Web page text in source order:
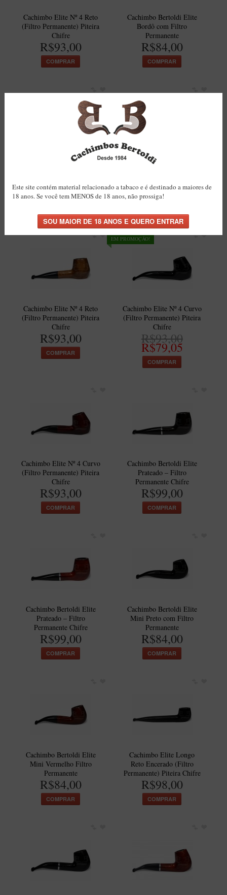
Cachimbo Elite Nº 4 Reto
(Filtro Permanente) Piteira
Chifre
R$93,00
COMPRAR
Cachimbo Bertoldi Elite
Bordô com Filtro
Permanente
R$84,00
COMPRAR
Cachimbo Bertoldi Elite
R$99,00
Cachimbo Bertoldi Elite
R$99,00
Cachimbo Elite Nº 4 Reto
(Filtro Permanente) Piteira
Chifre
R$93,00
COMPRAR
EM PROMOÇÃO!
Cachimbo Elite Nº 4 Curvo
(Filtro Permanente) Piteira
Chifre
R$93,00
R$79,05
COMPRAR
Cachimbo Elite Nº 4 Curvo
(Filtro Permanente) Piteira
Chifre
R$93,00
COMPRAR
Cachimbo Bertoldi Elite
Prateado – Filtro
Permanente Chifre
R$99,00
COMPRAR
Cachimbo Bertoldi Elite
Prateado – Filtro
Permanente Chifre
R$99,00
COMPRAR
Cachimbo Bertoldi Elite
Mini Preto com Filtro
Permanente
R$84,00
COMPRAR
Cachimbo Bertoldi Elite
Mini Vermelho Filtro
Permanente
R$84,00
COMPRAR
Cachimbo Elite Longo
Reto Encerado (Filtro
Permanente) Piteira Chifre
R$98,00
COMPRAR
Este site contém material relacionado a tabaco e é destinado a maiores de
18 anos. Se você tem MENOS de 18 anos, não prossiga!